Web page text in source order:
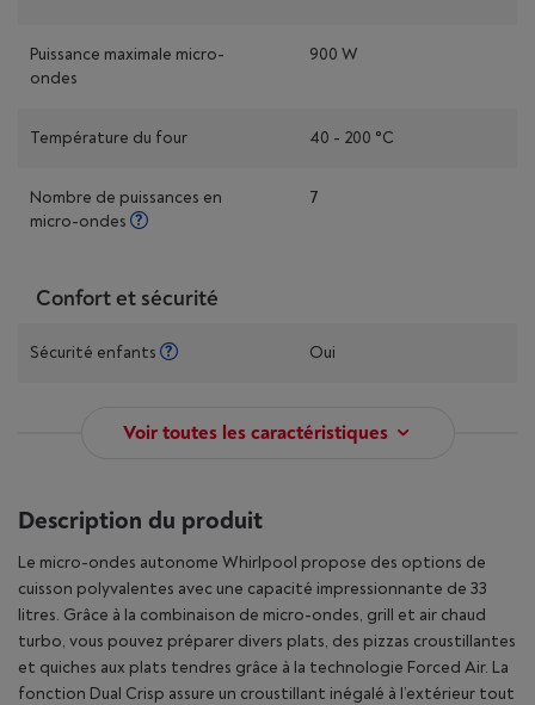
Puissance maximale micro-
ondes
900 W
Température du four 40 - 200 °C
Nombre de puissances en
micro-ondes
7
Confort et sécurité
Sécurité enfants Oui
Voir toutes les caractéristiques
Description du produit
Le micro-ondes autonome Whirlpool propose des options de
cuisson polyvalentes avec une capacité impressionnante de 33
litres. Grâce à la combinaison de micro-ondes, grill et air chaud
turbo, vous pouvez préparer divers plats, des pizzas croustillantes
et quiches aux plats tendres grâce à la technologie Forced Air. La
fonction Dual Crisp assure un croustillant inégalé à l’extérieur tout